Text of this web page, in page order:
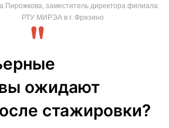
Пирожкова, заместитель директора филиала
РТУ МИРЭА в г. Фрязино
ожидают
стажировки?